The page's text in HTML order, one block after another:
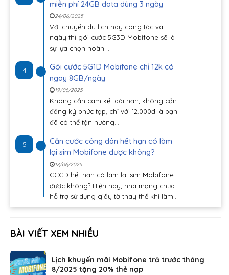
miễn phí 24GB data dùng 3 ngày
24/06/2025
Với chuyến du lịch hay công tác vài
ngày thì gói cước 5G3D Mobifone sẽ là
sự lựa chọn hoàn ...
4
Gói cước 5G1D Mobifone chỉ 12k có
ngay 8GB/ngày
19/06/2025
Không cần cam kết dài hạn, không cần
đăng ký phức tạp, chỉ với 12.000đ là bạn
đã có thể tận hưởng...
5
Căn cước công dân hết hạn có làm
lại sim Mobifone được không?
18/06/2025
CCCD hết hạn có làm lại sim Mobifone
được không? Hiện nay, nhà mạng chưa
hỗ trợ sử dụng giấy tờ thay thế khi làm...
BÀI VIẾT XEM NHIỀU
Lịch khuyến mãi Mobifone trả trước tháng
8/2025 tặng 20% thẻ nạp